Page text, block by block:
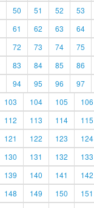
50 51 52 53
61 62 63 64
72 73 74 75
83 84 85 86
94 95 96 97
103 104 105 106
112 113 114 115
121 122 123 124
130 131 132 133
139 140 141 142
148 149 150 151